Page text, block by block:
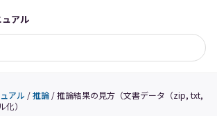
ュアル
アル /推論 /推論結果の見方（文書データ（zip, txt,
）